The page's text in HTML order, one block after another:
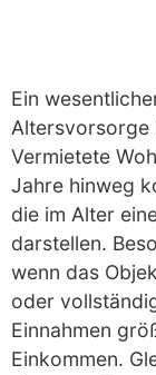
Ein
Altersvorsorge
Vermietete
Jahre hinweg
die im Alter
darstellen.
wenn das
oder
Einnahmen
Einkommen.